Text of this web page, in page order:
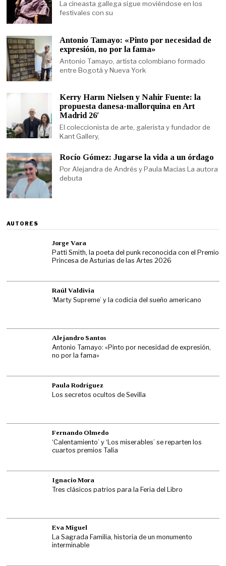
La cineasta gallega sigue moviéndose en los
festivales con su
Antonio Tamayo: «Pinto por necesidad de
expresión, no por la fama»
Antonio Tamayo, artista colombiano formado
entre Bogotá y Nueva York
Kerry Harm Nielsen y Nahir Fuente: la
propuesta danesa-mallorquina en Art
Madrid 26′
El coleccionista de arte, galerista y fundador de
Kant Gallery,
Rocío Gómez: Jugarse la vida a un órdago
Por Alejandra de Andrés y Paula Macías La autora
debuta
AUTORES
Jorge Vara
Patti Smith, la poeta del punk reconocida con el Premio
Princesa de Asturias de las Artes 2026
Raúl Valdivia
‘Marty Supreme’ y la codicia del sueño americano
Alejandro Santos
Antonio Tamayo: «Pinto por necesidad de expresión,
no por la fama»
Paula Rodríguez
Los secretos ocultos de Sevilla
Fernando Olmedo
‘Calentamiento’ y ‘Los miserables’ se reparten los
cuartos premios Talía
Ignacio Mora
Tres clásicos patrios para la Feria del Libro
Eva Miguel
La Sagrada Familia, historia de un monumento
interminable